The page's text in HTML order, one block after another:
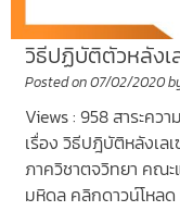
วิธีปฏิบัติตัวหลังเ
Posted on07/02/2020
Views : 958 สาระค
เรื่อง วิธีปฎิบัติหลังเล
ภาควิชาตจวิทยา คณ
มหิดล คลิกดาวน์โหลด